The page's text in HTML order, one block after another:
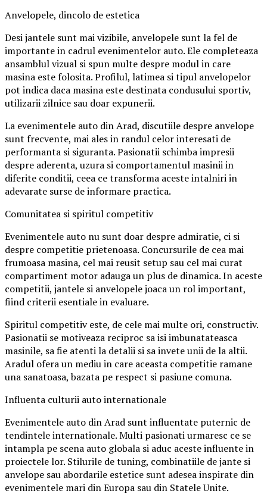
Anvelopele, dincolo de estetica
Desi jantele sunt mai vizibile, anvelopele sunt la fel de
importante in cadrul evenimentelor auto. Ele completeaza
ansamblul vizual si spun multe despre modul in care
masina este folosita. Profilul, latimea si tipul anvelopelor
pot indica daca masina este destinata condusului sportiv,
utilizarii zilnice sau doar expunerii.
La evenimentele auto din Arad, discutiile despre anvelope
sunt frecvente, mai ales in randul celor interesati de
performanta si siguranta. Pasionatii schimba impresii
despre aderenta, uzura si comportamentul masinii in
diferite conditii, ceea ce transforma aceste intalniri in
adevarate surse de informare practica.
Comunitatea si spiritul competitiv
Evenimentele auto nu sunt doar despre admiratie, ci si
despre competitie prietenoasa. Concursurile de cea mai
frumoasa masina, cel mai reusit setup sau cel mai curat
compartiment motor adauga un plus de dinamica. In aceste
competitii, jantele si anvelopele joaca un rol important,
fiind criterii esentiale in evaluare.
Spiritul competitiv este, de cele mai multe ori, constructiv.
Pasionatii se motiveaza reciproc sa isi imbunatateasca
masinile, sa fie atenti la detalii si sa invete unii de la altii.
Aradul ofera un mediu in care aceasta competitie ramane
una sanatoasa, bazata pe respect si pasiune comuna.
Influenta culturii auto internationale
Evenimentele auto din Arad sunt influentate puternic de
tendintele internationale. Multi pasionati urmaresc ce se
intampla pe scena auto globala si aduc aceste influente in
proiectele lor. Stilurile de tuning, combinatiile de jante si
anvelope sau abordarile estetice sunt adesea inspirate din
evenimentele mari din Europa sau din Statele Unite.